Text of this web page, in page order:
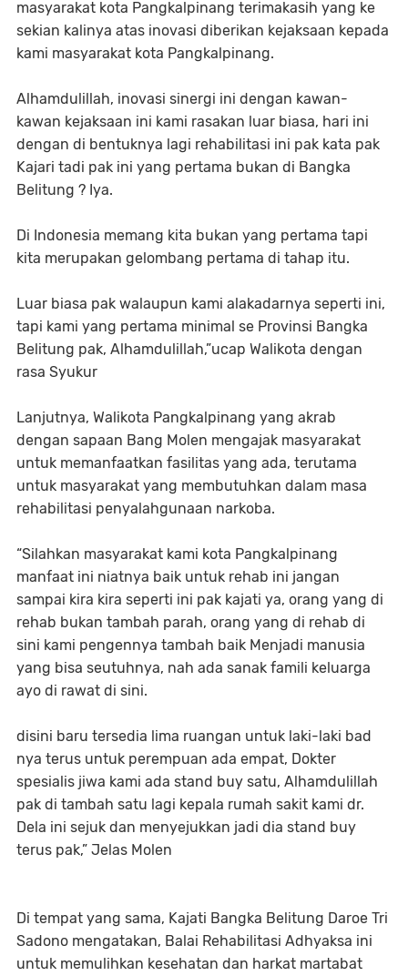
masyarakat kota Pangkalpinang terimakasih yang ke
sekian kalinya atas inovasi diberikan kejaksaan kepada
kami masyarakat kota Pangkalpinang.
Alhamdulillah, inovasi sinergi ini dengan kawan-
kawan kejaksaan ini kami rasakan luar biasa, hari ini
dengan di bentuknya lagi rehabilitasi ini pak kata pak
Kajari tadi pak ini yang pertama bukan di Bangka
Belitung ? Iya.
Di Indonesia memang kita bukan yang pertama tapi
kita merupakan gelombang pertama di tahap itu.
Luar biasa pak walaupun kami alakadarnya seperti ini,
tapi kami yang pertama minimal se Provinsi Bangka
Belitung pak, Alhamdulillah,”ucap Walikota dengan
rasa Syukur
Lanjutnya, Walikota Pangkalpinang yang akrab
dengan sapaan Bang Molen mengajak masyarakat
untuk memanfaatkan fasilitas yang ada, terutama
untuk masyarakat yang membutuhkan dalam masa
rehabilitasi penyalahgunaan narkoba.
“Silahkan masyarakat kami kota Pangkalpinang
manfaat ini niatnya baik untuk rehab ini jangan
sampai kira kira seperti ini pak kajati ya, orang yang di
rehab bukan tambah parah, orang yang di rehab di
sini kami pengennya tambah baik Menjadi manusia
yang bisa seutuhnya, nah ada sanak famili keluarga
ayo di rawat di sini.
disini baru tersedia lima ruangan untuk laki-laki bad
nya terus untuk perempuan ada empat, Dokter
spesialis jiwa kami ada stand buy satu, Alhamdulillah
pak di tambah satu lagi kepala rumah sakit kami dr.
Dela ini sejuk dan menyejukkan jadi dia stand buy
terus pak,” Jelas Molen
Di tempat yang sama, Kajati Bangka Belitung Daroe Tri
Sadono mengatakan, Balai Rehabilitasi Adhyaksa ini
untuk memulihkan kesehatan dan harkat martabat